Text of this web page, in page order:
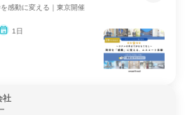
感動に変える｜東京開催
1日
社